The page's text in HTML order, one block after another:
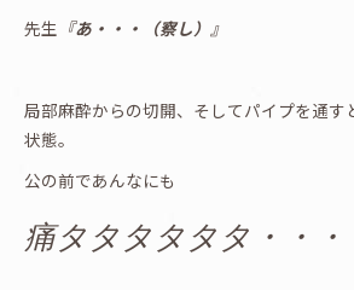
先生 『あ・・・（察し）』
局部麻酔からの切開、そしてパイプを通す
状態。
公の前であんなにも
痛タタタタタタ・・・